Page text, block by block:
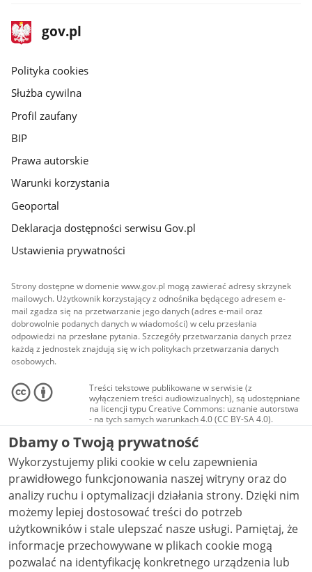
stopka
gov.pl
Strona
gov.pl
gov.pl
Polityka cookies
Służba cywilna
Profil zaufany
BIP
Prawa autorskie
Warunki korzystania
Geoportal
Deklaracja dostępności serwisu Gov.pl
Ustawienia prywatności
Strony dostępne w domenie www.gov.pl mogą zawierać adresy skrzynek
mailowych. Użytkownik korzystający z odnośnika będącego adresem e-
mail zgadza się na przetwarzanie jego danych (adres e-mail oraz
dobrowolnie podanych danych w wiadomości) w celu przesłania
odpowiedzi na przesłane pytania. Szczegóły przetwarzania danych przez
każdą z jednostek znajdują się w ich politykach przetwarzania danych
osobowych.
Treści tekstowe publikowane w serwisie (z
wyłączeniem treści audiowizualnych), są udostępniane
na licencji typu Creative Commons: uznanie autorstwa
- na tych samych warunkach 4.0 (CC BY-SA 4.0).
Materiały audiowizualne, w tym zdjęcia, materiały
audio i wideo, są udostępniane na licencji typu
Creative Commons: uznanie autorstwa użycie
niekomercyjne - bez utworów zależnych 4.0 (CC BY-
NC-ND 4.0), o ile nie jest to stwierdzone inaczej.
Dbamy o Twoją prywatność
Wykorzystujemy pliki cookie w celu zapewnienia
prawidłowego funkcjonowania naszej witryny oraz do
analizy ruchu i optymalizacji działania strony. Dzięki nim
możemy lepiej dostosować treści do potrzeb
użytkowników i stale ulepszać nasze usługi. Pamiętaj, że
informacje przechowywane w plikach cookie mogą
pozwalać na identyfikację konkretnego urządzenia lub